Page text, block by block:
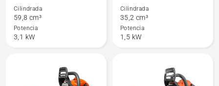
sobre
555
Cilindrada
59,8 cm³
Potencia
3,1 kW
sobre
T435
Cilindrada
35,2 cm³
Potencia
1,5 kW